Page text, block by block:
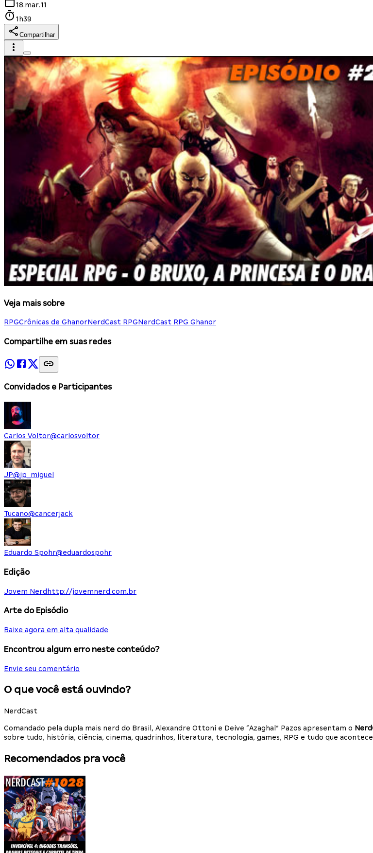
18.mar.11
1h39
Compartilhar
Veja mais sobre
RPGCrônicas de GhanorNerdCast RPGNerdCast RPG Ghanor
Compartilhe em suas redes
Convidados e Participantes
Carlos Voltor@carlosvoltor
JP@jp_miguel
Tucano@cancerjack
Eduardo Spohr@eduardospohr
Edição
Jovem Nerd http://jovemnerd.com.br
Arte do Episódio
Baixe agora em alta qualidade
Encontrou algum erro neste conteúdo?
Envie seu comentário
O que você está ouvindo?
NerdCast
Comandado pela dupla mais nerd do Brasil, Alexandre Ottoni e Deive “Azaghal” Pazos apresentam o
sobre tudo, história, ciência, cinema, quadrinhos, literatura, tecnologia, games, RPG e tudo que
Recomendados pra você